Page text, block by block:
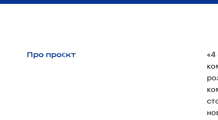
Про проєкт
«4